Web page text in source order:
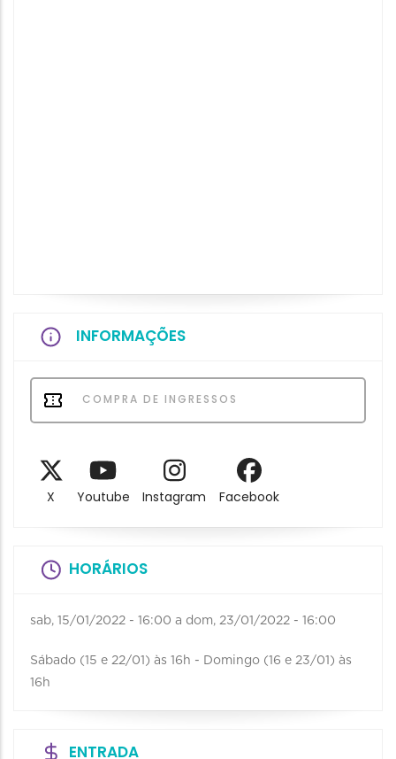
INFORMAÇÕES
COMPRA DE INGRESSOS
X Youtube Instagram Facebook
HORÁRIOS
sab, 15/01/2022 - 16:00 a dom, 23/01/2022 - 16:00
Sábado (15 e 22/01) às 16h - Domingo (16 e 23/01) às
16h
ENTRADA